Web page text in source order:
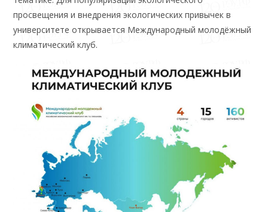
просвещения и внедрения экологических привычек в
университете открывается Международный молодёжный
климатический клуб.